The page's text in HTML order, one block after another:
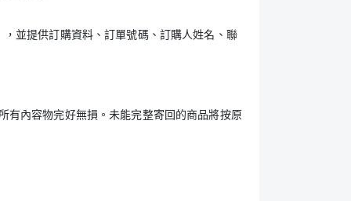
並提供訂購資料、訂單號碼、訂購人姓名、聯
有內容物完好無損。未能完整寄回的商品將按原